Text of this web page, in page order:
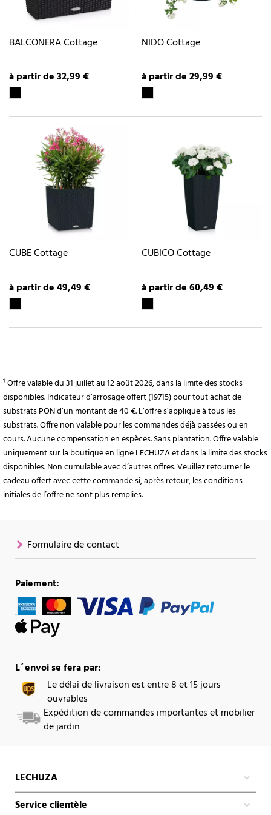
BALCONERA Cottage
à partir de 32,99 €
NIDO Cottage
à partir de 29,99 €
CUBE Cottage
à partir de 49,49 €
CUBICO Cottage
à partir de 60,49 €
¹ Offre valable du 31 juillet au 12 août 2026, dans la limite des stocks
disponibles. Indicateur d’arrosage offert (19715) pour tout achat de
substrats PON d’un montant de 40 €. L’offre s’applique à tous les
substrats. Offre non valable pour les commandes déjà passées ou en
cours. Aucune compensation en espèces. Sans plantation. Offre valable
uniquement sur la boutique en ligne LECHUZA et dans la limite des stocks
disponibles. Non cumulable avec d’autres offres. Veuillez retourner le
cadeau offert avec cette commande si, après retour, les conditions
initiales de l’offre ne sont plus remplies.
Formulaire de contact
Paiement:
L´envoi se fera par:
Le délai de livraison est entre 8 et 15 jours
ouvrables
Expédition de commandes importantes et mobilier
de jardin
LECHUZA
Service clientèle